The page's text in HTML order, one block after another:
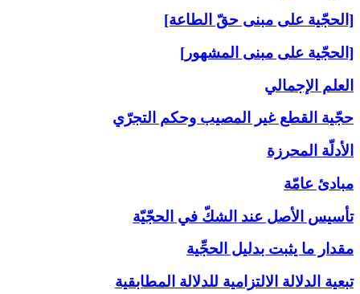
[الحجّية على مبنى حقّ الطاعة]
[الحجّية على مبنى المشهور]
العلم الإجمالي
حجّية القطع غير المصيب وحكم التجرّي
الأدلّة المحرزة
مبادئ عامّة
تأسيس الأصل عند الشكّ في الحجّيّة
مقدار ما يثبت بدليل الحجِّية
تبعية الدلالة الالتزامية للدلالة المطابقية